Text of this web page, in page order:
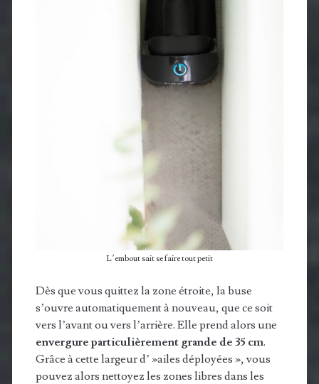
L’embout sait se faire tout petit
Dès que vous quittez la zone étroite, la buse
s’ouvre automatiquement à nouveau, que ce soit
vers l’avant ou vers l’arrière. Elle prend alors une
envergure particulièrement grande de 35 cm.
Grâce à cette largeur d’ »ailes déployées », vous
pouvez alors nettoyez les zones libres dans les